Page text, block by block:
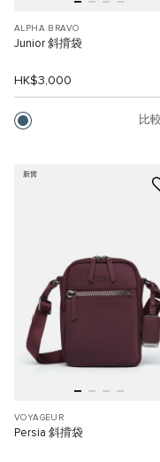
ALPHA BRAVO
Junior 斜揹袋
HK$3,000
比較
新貨
VOYAGEUR
Persia 斜揹袋